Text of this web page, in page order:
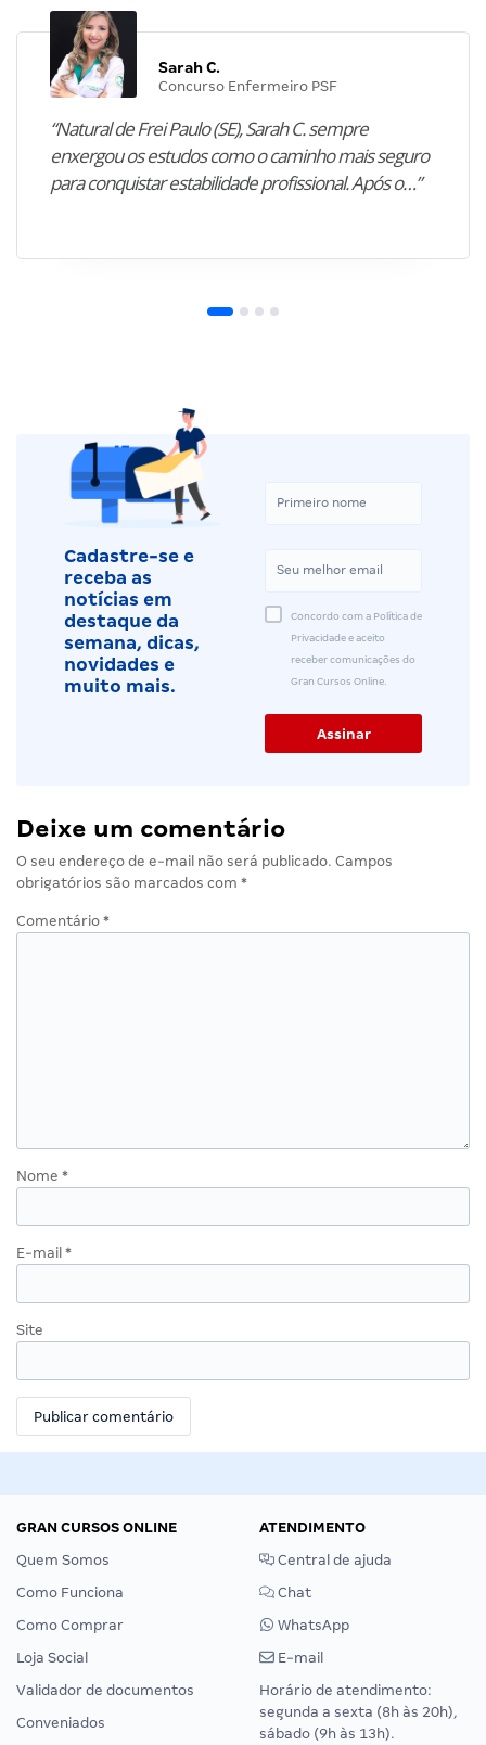
Sarah C.
Concurso Enfermeiro PSF
“Natural de Frei Paulo (SE), Sarah C. sempre
enxergou os estudos como o caminho mais seguro
para conquistar estabilidade profissional. Após o…”
Cadastre-se e
receba as
notícias em
destaque da
semana, dicas,
novidades e
muito mais.
Concordo com a Política de
Privacidade e aceito
receber comunicações do
Gran Cursos Online.
Deixe um comentário
O seu endereço de e-mail não será publicado. Campos
obrigatórios são marcados com *
Comentário *
Nome *
E-mail *
Site
GRAN CURSOS ONLINE
Quem Somos
Como Funciona
Como Comprar
Loja Social
Validador de documentos
Conveniados
ATENDIMENTO
Central de ajuda
Chat
WhatsApp
E-mail
Horário de atendimento:
segunda a sexta (8h às 20h),
sábado (9h às 13h).